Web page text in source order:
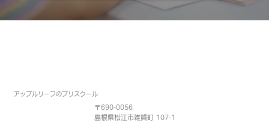
​アップルリーフのプリスクール
〒690-0056
島根県松江市雑賀町 107-1